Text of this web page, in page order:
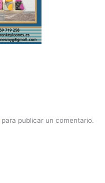
para publicar un comentario.